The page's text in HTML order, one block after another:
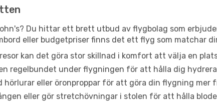
Du hittar ett brett utbud av flygbolag som
eller budgetpriser finns det ett flyg som matchar
kan det göra stor skillnad i komfort att välja en
regelbundet under flygningen för att hålla dig
hörlurar eller öronproppar för att göra din flygning
eller gör stretchövningar i stolen för att hålla